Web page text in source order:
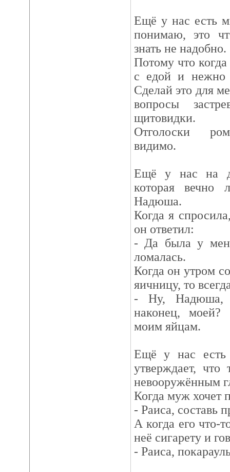
Ещё у нас есть
понимаю, это
знать не надобно.
Потому что
с едой и нежно
Сделай это для
вопросы
щитовидки.
Отголоски
видимо.
Ещё у нас на
которая вечно
Надюша.
Когда я
он ответил:
- Да была у
ломалась.
Когда он утром
яичницу, то
- Ну, Надюша,
наконец,
моим яйцам.
Ещё у нас есть
утверждает,
невооружённым
Когда муж хочет
- Раиса, составь
А когда его что-
неё сигарету и
- Раиса,